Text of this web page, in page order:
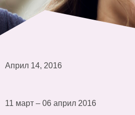
Април 14, 2016
11 март – 06 април 2016